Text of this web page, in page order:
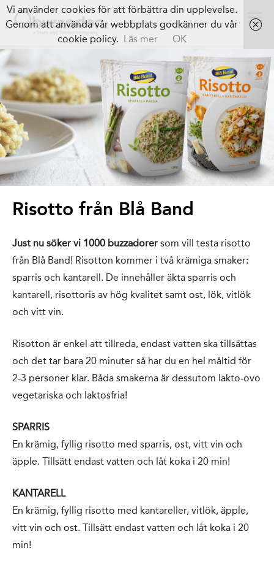
Risotto från Blå Band
Just nu söker vi 1000 buzzadorer som vill testa risotto
från Blå Band! Risotton kommer i två krämiga smaker:
sparris och kantarell. De innehåller äkta sparris och
kantarell, risottoris av hög kvalitet samt ost, lök, vitlök
och vitt vin.
Risotton är enkel att tillreda, endast vatten ska tillsättas
och det tar bara 20 minuter så har du en hel måltid för
2-3 personer klar. Båda smakerna är dessutom lakto-ovo
vegetariska och laktosfria!
SPARRIS
En krämig, fyllig risotto med sparris, ost, vitt vin och
äpple. Tillsätt endast vatten och låt koka i 20 min!
KANTARELL
En krämig, fyllig risotto med kantareller, vitlök, äpple,
vitt vin och ost. Tillsätt endast vatten och låt koka i 20
min!
Vi använder cookies för att förbättra din upplevelse.
Genom att använda vår webbplats godkänner du vår
cookie policy. Läs mer OK